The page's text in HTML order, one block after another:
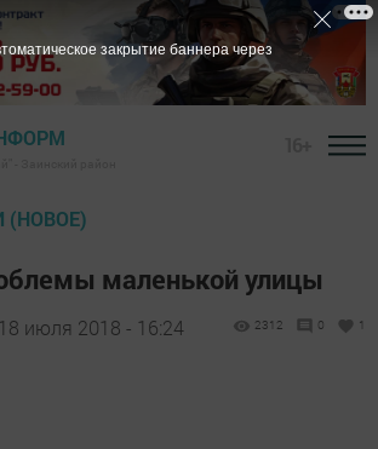
(НОВОЕ)
маленькой улицы
18 июля 2018 - 16:24 2312 0 1
закрытие баннера через